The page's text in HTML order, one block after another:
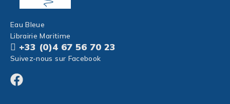
Eau Bleue
Librairie Maritime
+33 (0)4 67 56 70 23
Suivez-nous sur Facebook